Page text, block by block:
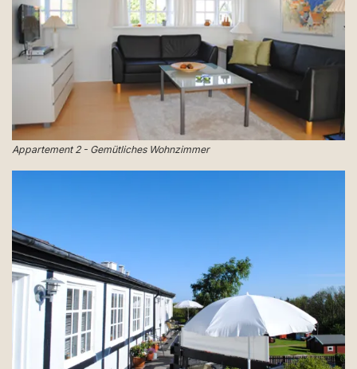
Appartement 2 - Gemütliches Wohnzimmer